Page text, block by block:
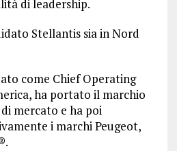
di leadership.
Stellantis sia in Nord
come Chief Operating
ha portato il marchio
mercato e ha poi
i marchi Peugeot,